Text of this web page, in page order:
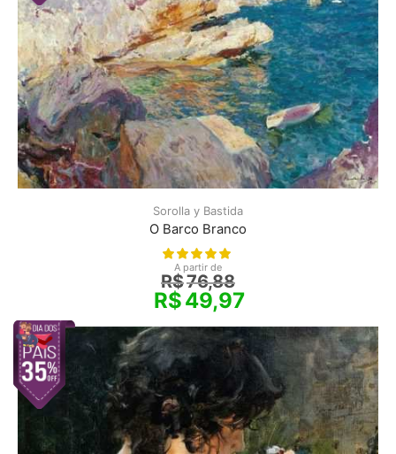
Sorolla y Bastida
O Barco Branco
A partir de
R$76,88
R$49,97